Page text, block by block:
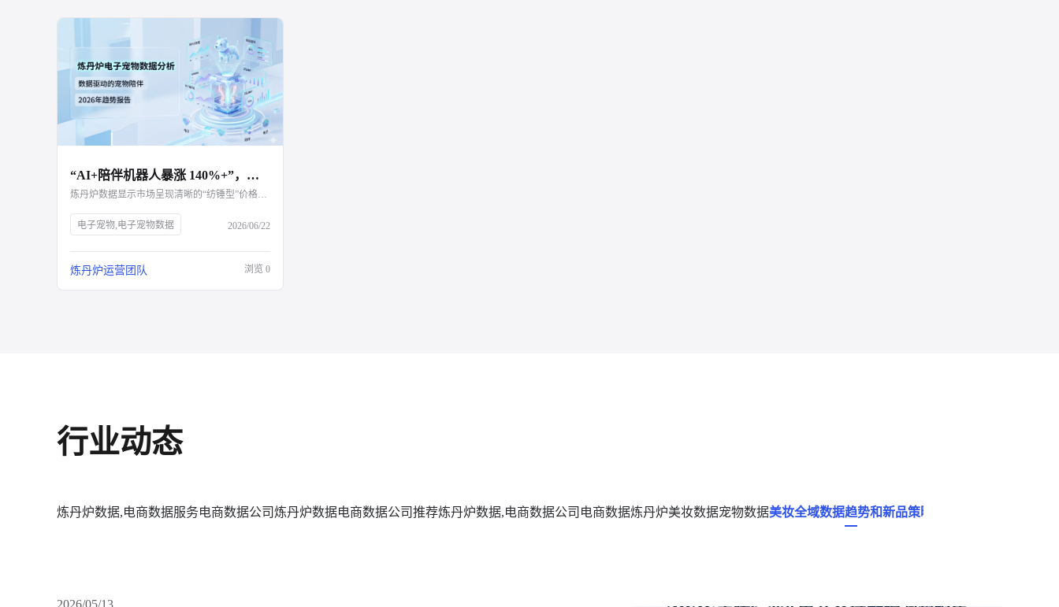
“AI+陪伴机器人暴涨 140%+”，看爆款如何开发？
炼丹炉数据显示市场呈现清晰的“纺锤型”价格格局，300-1000元的主流价位段最受青睐，反映出用户追求“性价比”与“功能体验平衡”的消费心理。值得注意的是，核心消费者以成年女性为主，与潮玩消费群体高度重合，凸显了其情感消费属性。竞争格局上，技术派、潮玩派与母婴派同场竞技，但未来胜负手在于能否在特定场景中，通过精准的“人设”打造与情绪洞察，赢得用户信任。文章最后重点指出了儿童、银发和宠物三大垂直场景的差异化发展路径，预示着赛道将从通用陪伴向满足深度个性化需求的“垂直深耕”演进。
电子宠物,电子宠物数据 2026/06/22
炼丹炉运营团队 浏览 0
行业动态
炼丹炉数据,电商数据服务电商数据公司炼丹炉数据电商数据公司推荐炼丹炉数据,电商数据公司 电商数据炼丹炉美妆数据宠物数据美妆全域数据趋势和新品策略
2026/05/13